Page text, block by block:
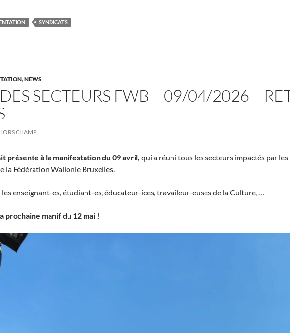
SYNDICATS
,NEWS
SECTEURS FWB – 09/04/2026 –
CHAMP
présente à la manifestation du 09 avril, qui a réuni tous les secteurs impactés par
la Fédération Wallonie Bruxelles.
enseignant-es, étudiant-es, éducateur-ices, travaileur-euses de la Culture, …
prochaine manif du 12 mai !